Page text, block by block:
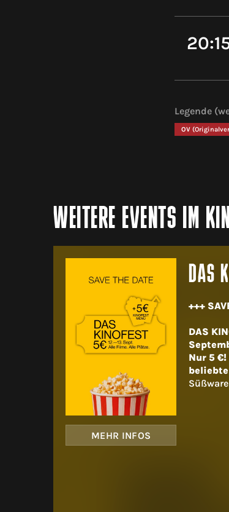
Legende
OV
WEITERE EVENTS IM
MEHR INFOS
DAS
+++
DAS
Nur 5 €!
beliebte